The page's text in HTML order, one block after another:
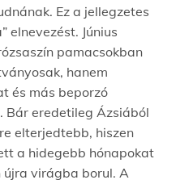
Ez a jellegzetes
elnevezést. Június
pamacsokban
hanem
és más beporzó
Bár eredetileg Ázsiából
elterjedtebb, hiszen
a hidegebb hónapokat
újra virágba borul. A